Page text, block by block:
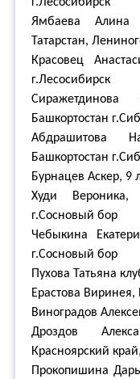
Ямбаева Алина
Татарстан,
Красовец
г.Лесосибирск
Башкортостан
Абдрашитова
Башкортостан
Бурнацев Аскер, 9
Худи
г.Сосновый бор
Чебыкина
г.Сосновый бор
Пухова Татьяна
Ерастова Виринея,
Виноградов
Дроздов
Красноярский
Прокопишина